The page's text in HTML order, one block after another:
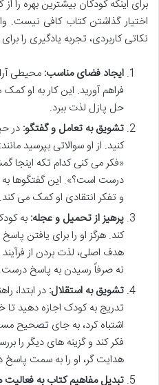
برای اینکه کودکان بیشترین بهره را از
اختیار گذاشتن کتاب کافی نیست.
نکاتی کاربردی، تجربه یادگیری را
ایجاد فضای مناسب: محیطی
فراهم آورید. این کار به او کمک
حل پازل لذت ببرد.
تشویق به تعامل و گفتگو: در
کنید. از او سوالاتی بپرسید
«فکر می کنی کدام تکه اینجا
درست است؟». این گفتگوها به
و تفکر انتقادی او کمک می کند.
پرهیز از تحمیل و عجله: به
کند. هرگز او را برای یافتن
هدف اصلی، لذت بردن از
نه صرفاً رسیدن به پاسخ درست.
تشویق به استقلال: در ابتدا،
تدریج به کودک اجازه دهید
اشتباه کرد، به جای تصحیح
فکر کند و گزینه های دیگر را
هدایت گر، او را به سمت
تبدیل مفاهیم کتاب به فعالیت